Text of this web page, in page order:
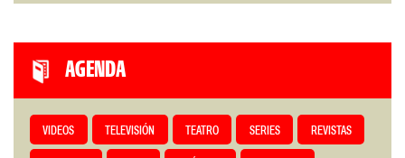
AGENDA
VIDEOS TELEVISIÓN TEATRO SERIES REVISTAS